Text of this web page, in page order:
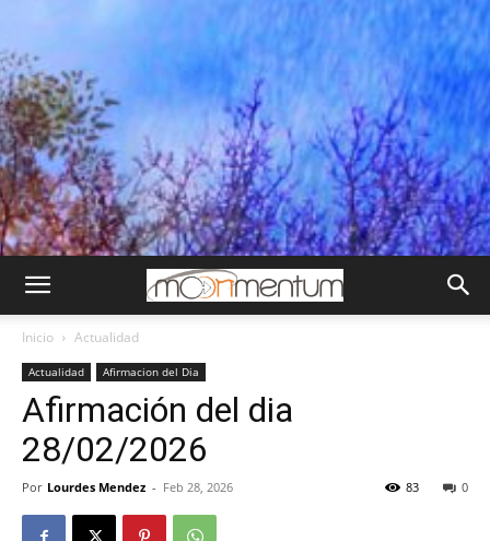
Inicio Actualidad
Actualidad Afirmacion del Dia
Afirmación del dia
28/02/2026
Por Lourdes Mendez - Feb 28, 2026 0
83